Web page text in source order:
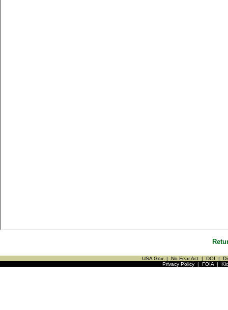
USA Gov | No Fear Act | DOI |
Privacy Policy| FOIA|